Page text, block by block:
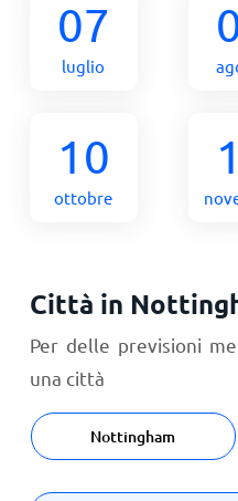
07
luglio
10
ottobre
Città in
Per delle previsioni
una città
Nottingham